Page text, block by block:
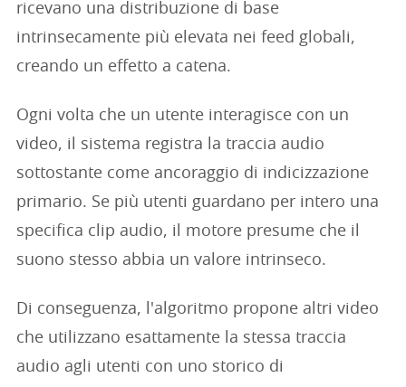
ricevano una distribuzione di base
intrinsecamente più elevata nei feed globali,
creando un effetto a catena.
Ogni volta che un utente interagisce con un
video, il sistema registra la traccia audio
sottostante come ancoraggio di indicizzazione
primario. Se più utenti guardano per intero una
specifica clip audio, il motore presume che il
suono stesso abbia un valore intrinseco.
Di conseguenza, l'algoritmo propone altri video
che utilizzano esattamente la stessa traccia
audio agli utenti con uno storico di